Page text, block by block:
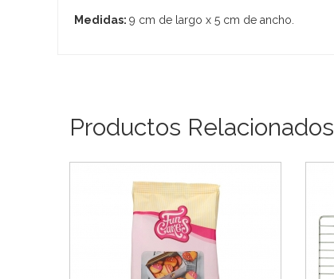
Medidas: 9 cm de largo x 5 cm de ancho.
Productos Relacionados